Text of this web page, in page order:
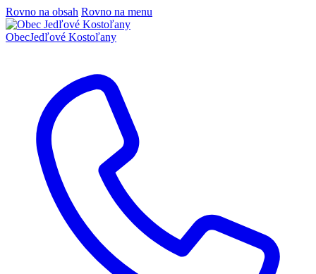
Rovno na obsah Rovno na menu
ObecJedľové Kostoľany